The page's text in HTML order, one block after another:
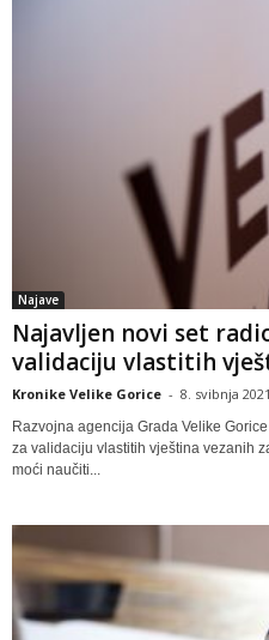
Najave
Najavljen novi set
validaciju vlastitih
Kronike Velike Gorice - 8. svibnja 2021
Razvojna agencija Grada Velike
za validaciju vlastitih vještina vezanih
moći naučiti...